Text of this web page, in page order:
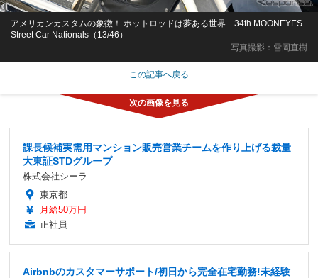
写真撮影：雪岡直樹
アメリカンカスタムの象徴！ ホットロッドは夢ある世界…34th MOONEYES
Street Car Nationals（13/46）
この記事へ戻る
課長候補実需用マンション販売営業チームを作り上げる裁量
大東証STDグループ
株式会社シーラ
東京都
月給50万円
正社員
Airbnbのカスタマーサポート/初日から完全在宅勤務!未経験